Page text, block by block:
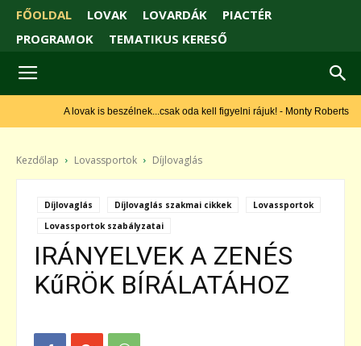
FŐOLDAL LOVAK LOVARDÁK
PIACTÉR
PROGRAMOK
TEMATIKUS KERESŐ
A lovak is beszélnek...csak oda kell figyelni rájuk! - Monty Roberts
Kezdőlap Lovassportok Díjlovaglás
Díjlovaglás Díjlovaglás szakmai cikkek
Lovassportok
Lovassportok szabályzatai
IRÁNYELVEK A ZENÉS
KűRÖK BÍRÁLATÁHOZ